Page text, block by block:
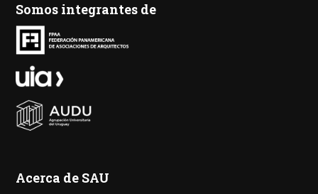
Somos integrantes de
Acerca de SAU